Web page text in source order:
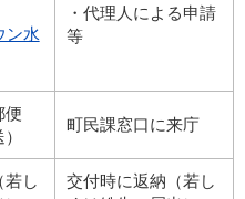
ン水
・代理人による申請
等
便
町民課窓口に来庁
若し
交付時に返納（若し